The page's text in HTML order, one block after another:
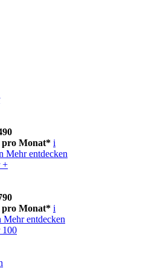
pro Monat* i
Mehr entdecken
+
pro Monat* i
Mehr entdecken
100